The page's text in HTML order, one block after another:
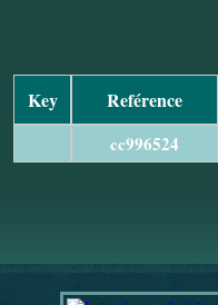
Key Reférence
cc996524